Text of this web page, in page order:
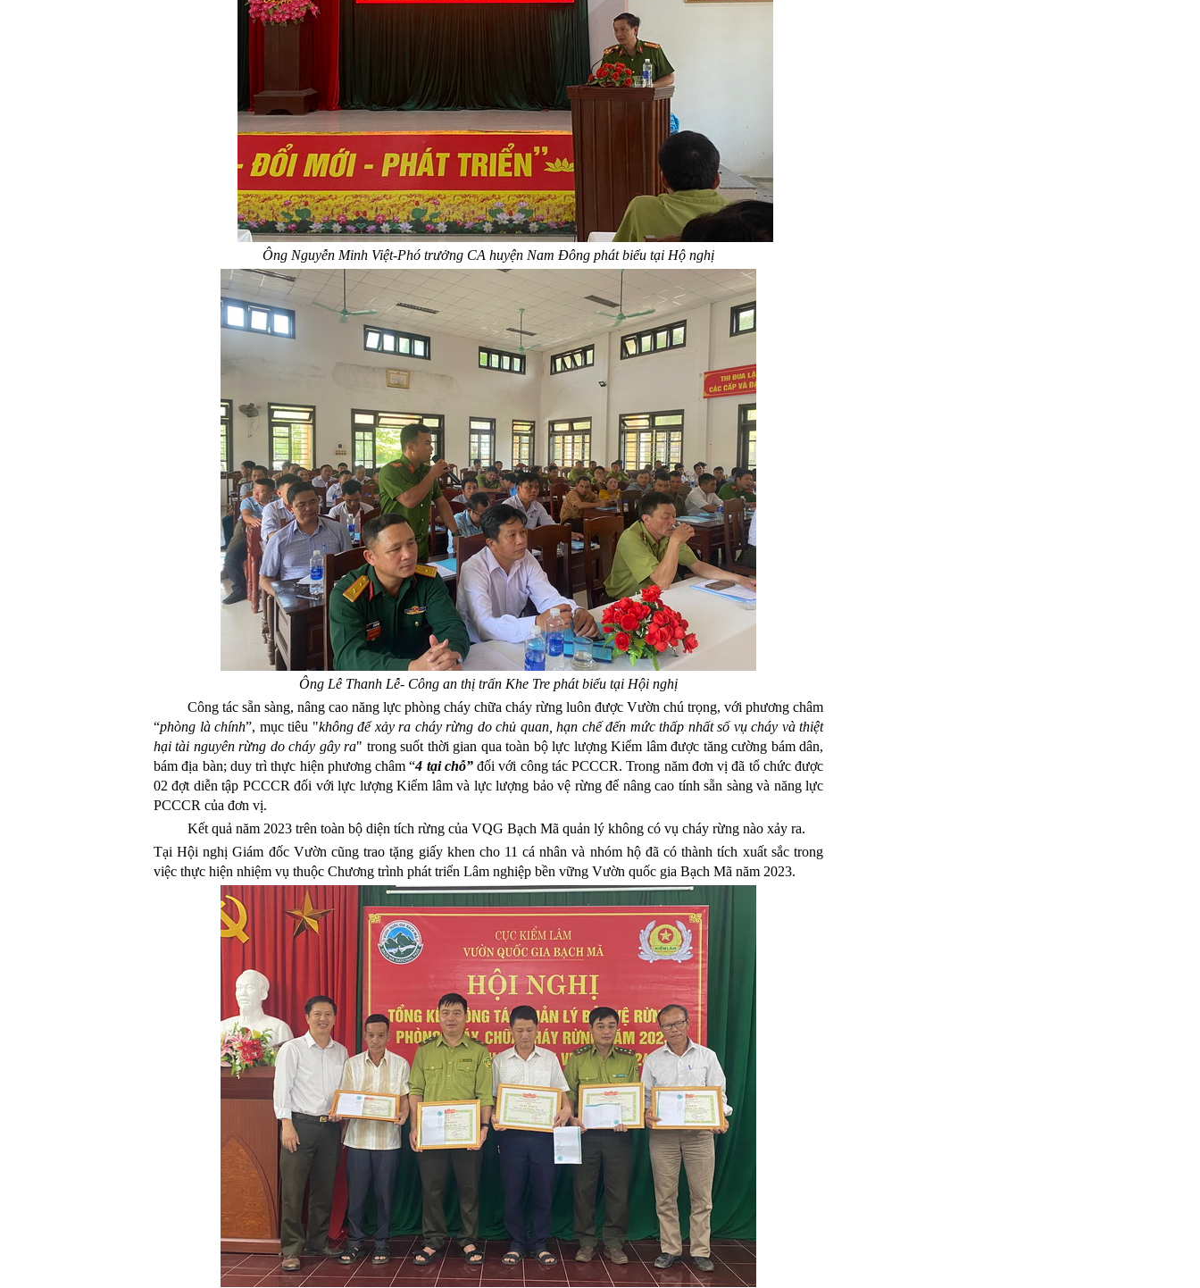
Ông Nguyễn Minh Việt-Phó trưởng CA huyện Nam Đông phát biểu tại Hộ nghị
Ông Lê Thanh Lễ- Công an thị trấn Khe Tre phát biểu tại Hội nghị
Công tác sẵn sàng, nâng cao năng lực phòng cháychữa cháy rừngluôn được Vườn chú trọng,với phương châm
“phòng là chính”, mục tiêu "không để xảy ra cháy rừng do chủ quan, hạn chế đến mức thấp nhất số vụ cháy và thiệt
hại tài nguyên rừng do cháy gây ra" trong suốt thời gian qua toàn bộ lực lượng Kiểm lâm được tăng cường bám dân,
bám địa bàn; duy trì thực hiện phương châm “4 tại chỗ”đối với công tác PCCCR.Trong năm đơn vị đã tổ chức được
02 đợt diễn tập PCCCR đối với lực lượng Kiểm lâm và lực lượng bảo vệ rừng để nâng cao tính sẵn sàng và năng lực
PCCCR của đơn vị.
Kết quả năm 2023 trên toàn bộ diện tích rừng của VQG Bạch Mã quản lý không có vụ cháy rừng nào xảy ra.
Tại Hội nghị Giám đốc Vườn cũng trao tặng giấy khen cho 11 cá nhân và nhóm hộ đã có thành tích xuất sắc trong
việc thực hiện nhiệm vụ thuộc Chương trình phát triển Lâm nghiệp bền vững Vườn quốc gia Bạch Mã năm 2023.